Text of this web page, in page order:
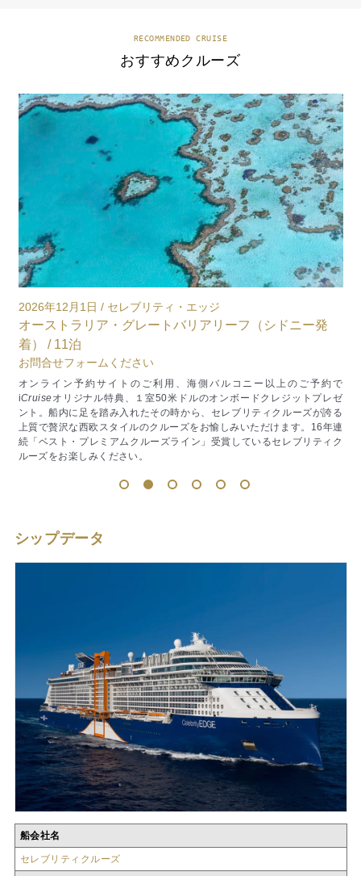
RECOMMENDED CRUISE
おすすめクルーズ
2026年12月21日 / セレブリティ・ミレニアム
東南アジア（シンガポール～バリ） / 12泊
お問合せフォームください
オンライン予約サイトのご利用、海側バルコニー以上のご予約で
iCruise
オリジナル特典、１室50米ドルのオンボードクレジットプレゼ
ント。活気ある東南アジアの都市を訪れるアジアクルーズ。活気あふれ
るシティとのんびりリゾートをお楽しみください。
1 2 3 4 5 6
シップデータ
船会社名
セレブリティクルーズ